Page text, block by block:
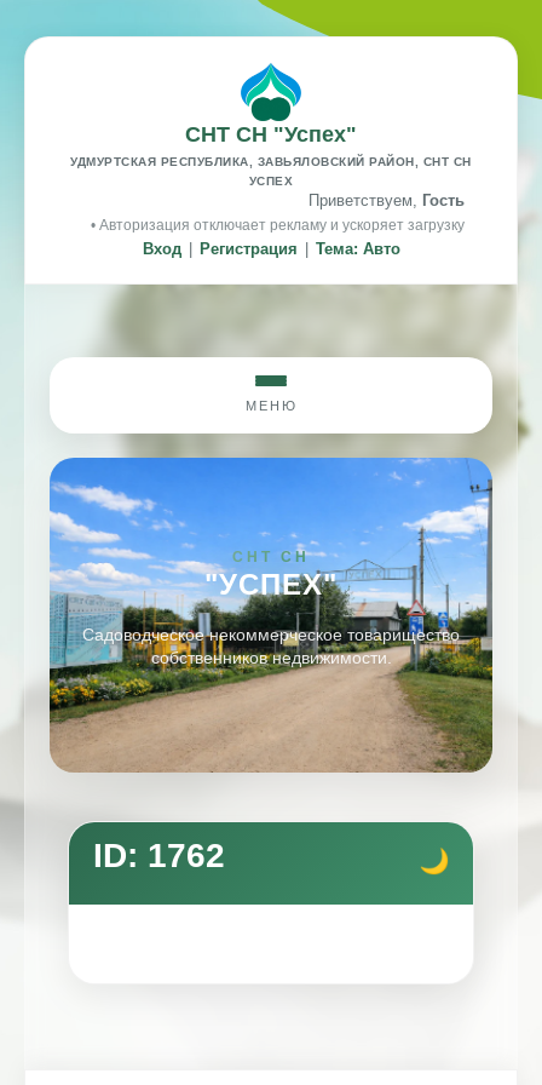
СНТ СН "Успех"
УДМУРТСКАЯ РЕСПУБЛИКА, ЗАВЬЯЛОВСКИЙ РАЙОН, СНТ СН
УСПЕХ
Приветствуем, Гость
• Авторизация отключает рекламу и ускоряет загрузку
Вход Регистрация Тема: Авто
МЕНЮ
СНТ СН
"УСПЕХ"
Садоводческое некоммерческое товарищество
собственников недвижимости.
ID: 1762